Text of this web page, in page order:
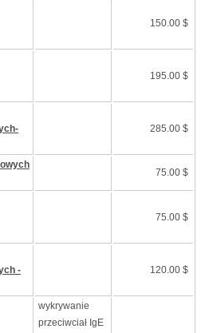
150.00 $
195.00 $
285.00 $
75.00 $
75.00 $
-
120.00 $
wykrywanie
przeciwciał IgE